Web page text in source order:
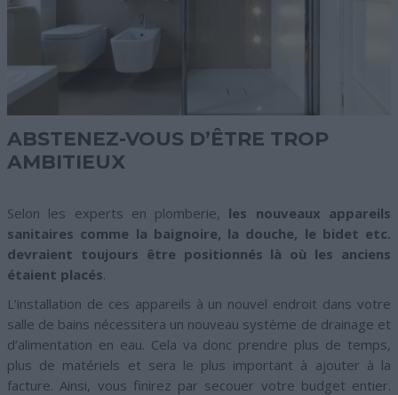
ABSTENEZ-VOUS D’ÊTRE TROP
AMBITIEUX
Selon les experts en plomberie, les nouveaux appareils
sanitaires comme la baignoire, la douche, le bidet etc.
devraient toujours être positionnés là où les anciens
étaient placés.
L’installation de ces appareils à un nouvel endroit dans votre
salle de bains nécessitera un nouveau système de drainage et
d’alimentation en eau. Cela va donc prendre plus de temps,
plus de matériels et sera le plus important à ajouter à la
facture. Ainsi, vous finirez par secouer votre budget entier.